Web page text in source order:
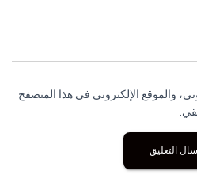
والموقع الإلكتروني في هذا المتصفح